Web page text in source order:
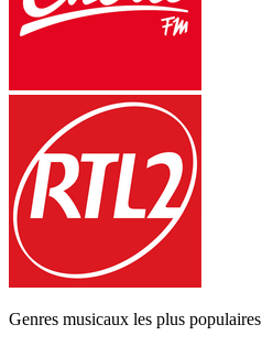
Genres musicaux les plus populaires